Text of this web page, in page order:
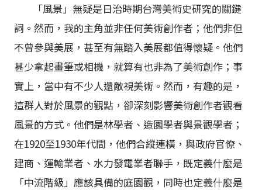
「風景」無疑是日治時期台灣美術史研究的關鍵
詞。然而，我的主角並非任何美術創作者；他們非但
不曾參與美展，甚至有無踏入美展都值得懷疑。他們
甚少拿起畫筆或相機，就算有也非為了美術創作；事
實上，當中有不少人還敵視美術。然而，有趣的是，
這群人對於風景的觀點，卻深刻影響美術創作者觀看
風景的方式。他們是林學者、造園學者與景觀學者；
在1920至1930年代間，他們合縱連橫，與政府官僚、
建商、運輸業者、水力發電業者聯手，既定義什麼是
「中流階級」應該具備的庭園觀，同時也定義什麼是